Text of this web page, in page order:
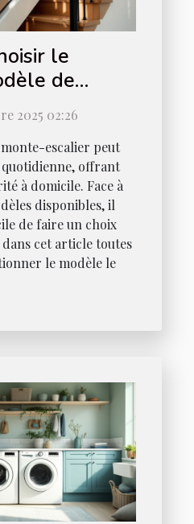
le
de
pour votre
2025 02:26
escalier peut
offrant
à domicile. Face à
disponibles, il
de faire un choix
cet article toutes
le modèle le